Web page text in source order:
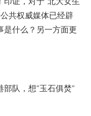
共权威媒体已经辟
是什么？另一方面更
队，想“玉石俱焚”